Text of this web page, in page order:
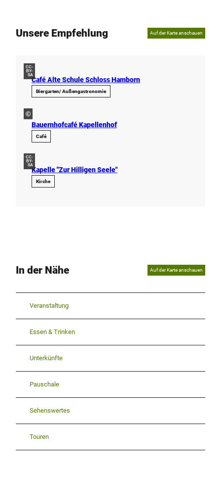
Unsere Empfehlung Auf der Karte anschauen
CC-
BY-
SA
Café Alte Schule Schloss Hamborn
Biergarten/ Außengastronomie
©
Bauernhofcafé Kapellenhof
Café
CC-
BY-
SA
Kapelle "Zur Hilligen Seele"
Kirche
In der Nähe Auf der Karte anschauen
Veranstaltung
Essen & Trinken
Unterkünfte
Pauschale
Sehenswertes
Touren